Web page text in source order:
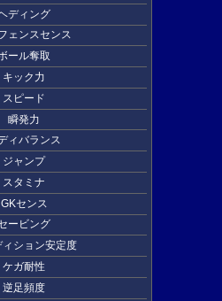
ディング
ェンスセンス
ール奪取
キック力
スピード
瞬発力
ィバランス
ジャンプ
スタミナ
GKセンス
ービング
ィション安定度
ケガ耐性
逆足頻度